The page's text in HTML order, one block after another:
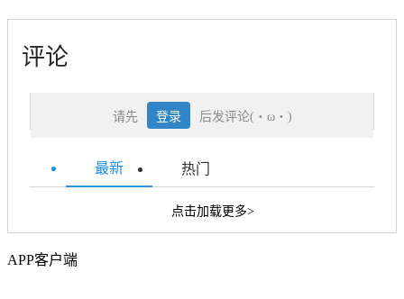
评论
请先 登录 后发评论(・ω・)
最新 热门
点击加载更多>
APP客户端